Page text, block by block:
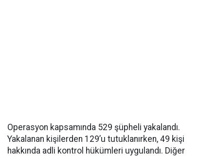
Operasyon kapsamında 529 şüpheli yakalandı.
Yakalanan kişilerden 129’u tutuklanırken, 49 kişi
hakkında adli kontrol hükümleri uygulandı. Diğer